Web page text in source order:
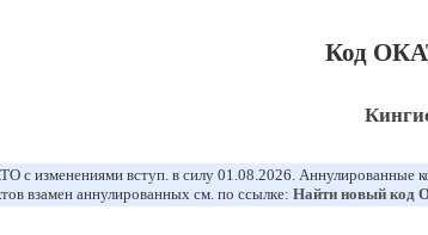
Код
с изменениями вступ. в силу 01.08.2026. Аннулированные
взамен аннулированных см. по ссылке: Найти новый код